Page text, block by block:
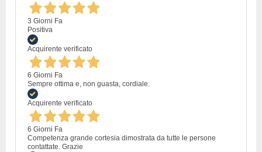
3 Giorni Fa
Positiva
Acquirente verificato
6 Giorni Fa
Sempre ottima e, non guasta, cordiale.
Acquirente verificato
6 Giorni Fa
Competenza grande cortesia dimostrata da tutte le persone
contattate. Grazie